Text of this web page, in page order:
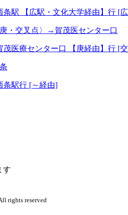
条駅 【広駅・文化大学経由】行 [
・交叉点〉→賀茂医センター口
茂医療センター口 【庚経由】行 [
条駅行 [～経由]
す
rights reserved